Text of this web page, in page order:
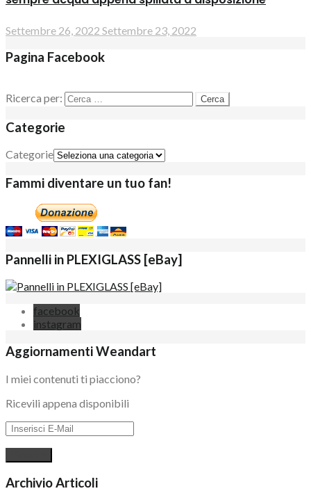
Settembre 26, 2022 Settembre 23, 2022
Pagina Facebook
Ricerca per:
Categorie
Categorie
Fammi diventare un tuo fan!
Pannelli in PLEXIGLASS [eBay]
facebook
instagram
Aggiornamenti Weandart
I miei contenuti ti piacciono?
Ricevili appena disponibili
Archivio Articoli